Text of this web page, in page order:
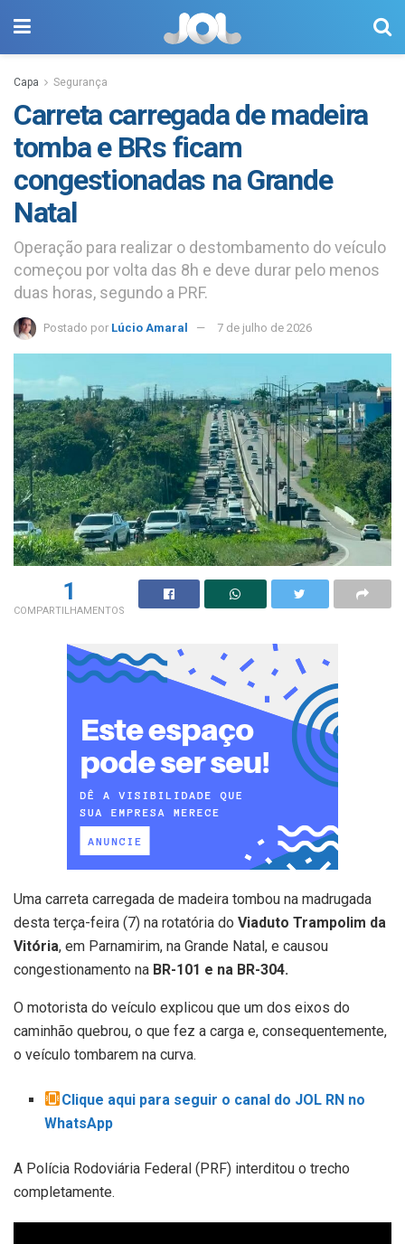
Capa Segurança
Carreta carregada de madeira
tomba e BRs ficam
congestionadas na Grande
Natal
Operação para realizar o destombamento do veículo
começou por volta das 8h e deve durar pelo menos
duas horas, segundo a PRF.
Postado por Lúcio Amaral 7 de julho de 2026
1
COMPARTILHAMENTOS
Uma carreta carregada de madeira tombou na madrugada
desta terça-feira (7) na rotatória do Viaduto Trampolim da
Vitória, em Parnamirim, na Grande Natal, e causou
congestionamento na BR-101 e na BR-304.
O motorista do veículo explicou que um dos eixos do
caminhão quebrou, o que fez a carga e, consequentemente,
o veículo tombarem na curva.
Clique aqui para seguir o canal do JOL RN no
WhatsApp
A Polícia Rodoviária Federal (PRF) interditou o trecho
completamente.